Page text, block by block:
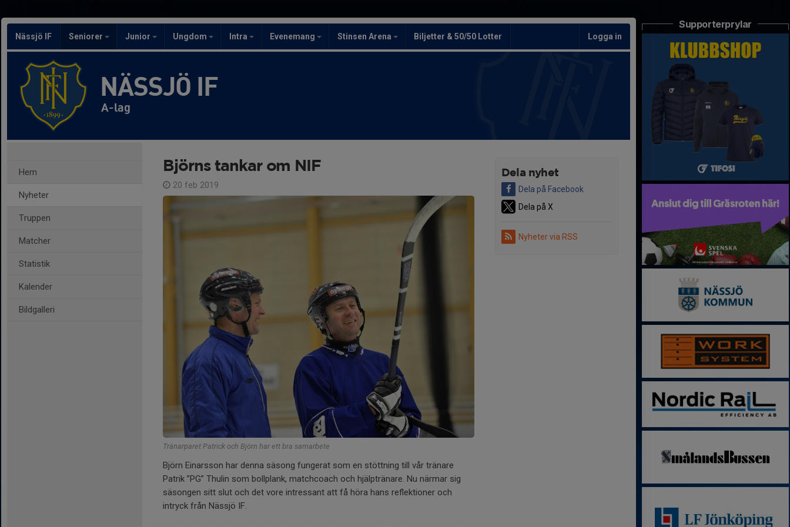
Nässjö IF Seniorer Junior Ungdom Intra Evenemang Stinsen Arena Biljetter & 50/50 Lotter Logga in
NÄSSJÖ IF
A-lag
Hem
Nyheter
Truppen
Matcher
Statistik
Kalender
Bildgalleri
Dela nyhet
Dela på Facebook
Dela på X
Nyheter via RSS
Björns tankar om NIF
20 feb 2019
Tränarparet Patrick och Björn har ett bra samarbete
Björn Einarsson har denna säsong fungerat som en stöttning till vår tränare
Patrik ”PG” Thulin som bollplank, matchcoach och hjälptränare. Nu närmar sig
säsongen sitt slut och det vore intressant att få höra hans reflektioner och
intryck från Nässjö IF.
Supporterprylar